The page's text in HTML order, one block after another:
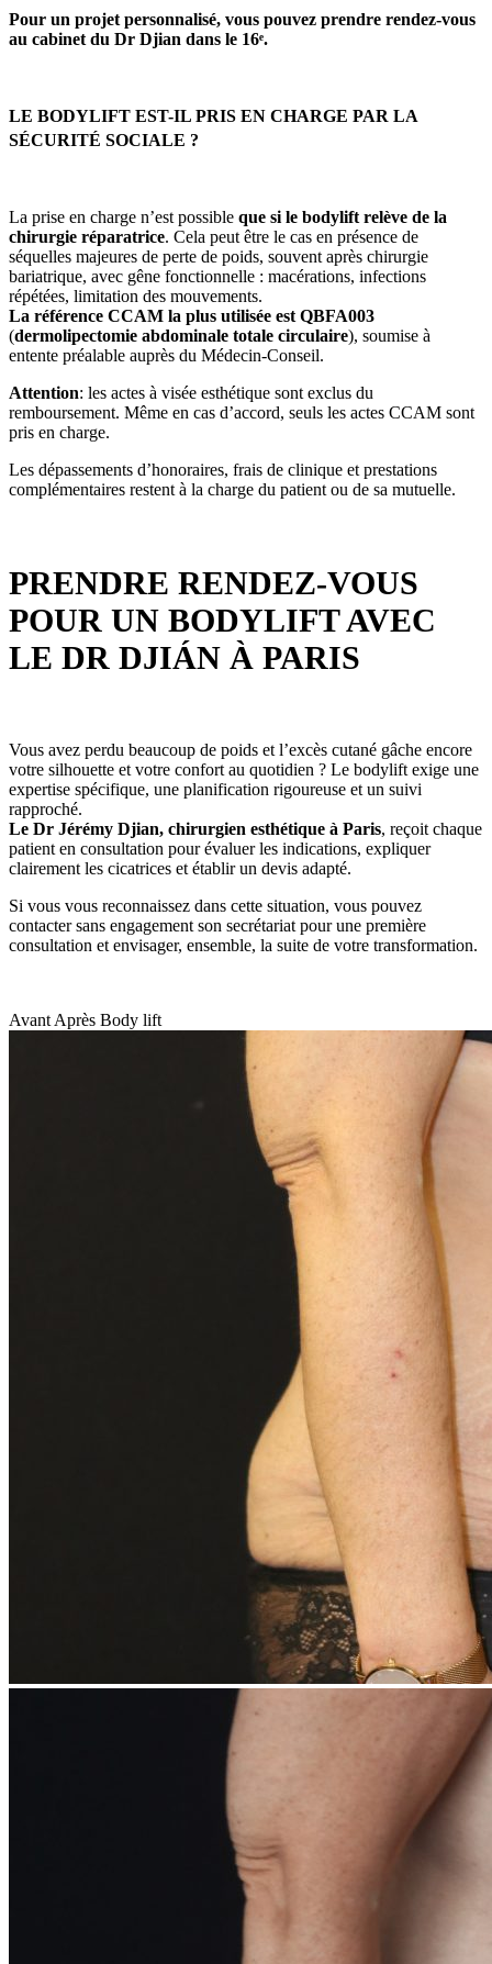
Pour un projet personnalisé, vous pouvez prendre rendez-vous
au cabinet du Dr Djian dans le 16ᵉ.
LE BODYLIFT EST-IL PRIS EN CHARGE PAR LA
SÉCURITÉ SOCIALE ?
La prise en charge n’est possible que si le bodylift relève de la
chirurgie réparatrice. Cela peut être le cas en présence de
séquelles majeures de perte de poids, souvent après chirurgie
bariatrique, avec gêne fonctionnelle : macérations, infections
répétées, limitation des mouvements.
La référence CCAM la plus utilisée est QBFA003
(dermolipectomie abdominale totale circulaire), soumise à
entente préalable auprès du Médecin-Conseil.
Attention: les actes à visée esthétique sont exclus du
remboursement. Même en cas d’accord, seuls les actes CCAM sont
pris en charge.
Les dépassements d’honoraires, frais de clinique et prestations
complémentaires restent à la charge du patient ou de sa mutuelle.
PRENDRE RENDEZ-VOUS
POUR UN BODYLIFT AVEC
LE DR DJIÁN À PARIS
Vous avez perdu beaucoup de poids et l’excès cutané gâche encore
votre silhouette et votre confort au quotidien ? Le bodylift exige une
expertise spécifique, une planification rigoureuse et un suivi
rapproché.
Le Dr Jérémy Djian, chirurgien esthétique à Paris, reçoit chaque
patient en consultation pour évaluer les indications, expliquer
clairement les cicatrices et établir un devis adapté.
Si vous vous reconnaissez dans cette situation, vous pouvez
contacter sans engagement son secrétariat pour une première
consultation et envisager, ensemble, la suite de votre transformation.
Avant Après Body lift